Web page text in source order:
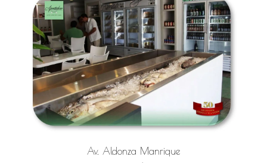
Av. Aldonza Manrique